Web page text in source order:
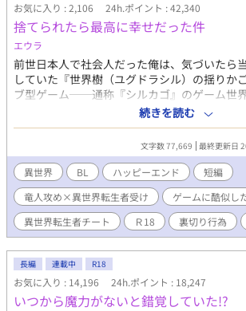
お気に入り : 2,106 24h.ポイント : 42,340
捨てられたら最高に幸せだった件
エウラ
前世日本人で社会人だった俺は、気づいたら
していた『世界樹（ユグドラシル）の揺りか
ブ型ゲーム──通称『シルカゴ』のゲーム世
転生していた。 冒険者として組んでいた幼馴
裏切られ、迷宮（ダンジョン）の危険地帯に
前世を思い出したおかげで九死に一生を得る
てくれた竜人の冒険者に一緒にパーティーを
れ、俺は二つ返事で了承する。 どうせならと
ようと思い旅をしながら向かうことになり…
いろんな種族が住む世界。異種族でも同性で
や魔法や魔法薬を使っての妊娠可。作中に出
ん。 ハッピーエンド。一応Ｒ18です。 Ｒ18
けたら投稿します。不定期更新。短いつもり
みません。６万字越えても終わらなさそうな
替えます。
続きを読む
文字数 77,669 最終更新日
異世界 BL ハッピーエンド
短編
竜人攻め×異世界転生者受け
ゲームに酷似し
異世界転生者チート
Ｒ18 裏切り行為
長編 連載中 R18
お気に入り : 14,196 24h.ポイント : 18,247
いつから魔力がないと錯覚していた!?